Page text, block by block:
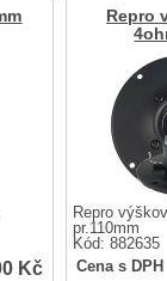
Kč
Repro
Repro
pr.110mm
Kód: 882635
Cena s DPH